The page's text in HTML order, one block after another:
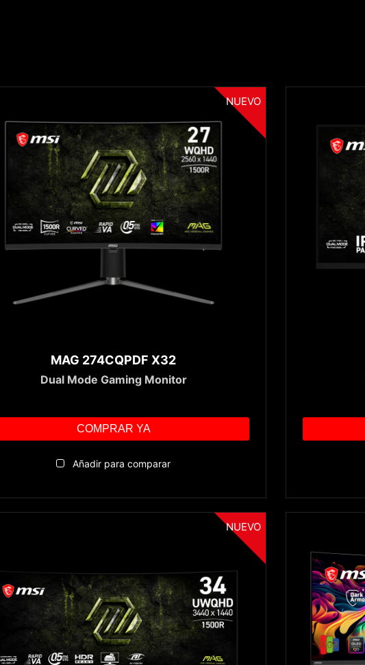
NUEVO
MAG 274CQPDF X32
Dual Mode Gaming Monitor
COMPRAR YA
Añadir para comparar
NUEVO
{{thistitle1[key] || title[key]}}
{{item}}
Filter
Clear All